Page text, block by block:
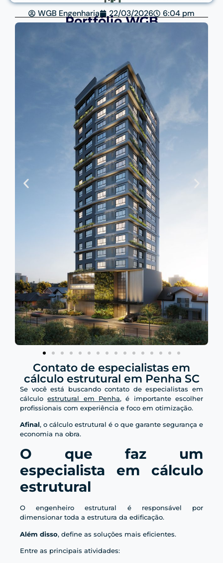
WGB Engenharia 22/03/2026 6:04 pm
Portfólio WGB
Contato de especialistas em
cálculo estrutural em Penha SC
Se você está buscando contato de especialistas em
cálculoestrutural em Penha, é importante escolher
profissionais com experiência e foco em otimização.
Afinal, o cálculo estrutural é o que garante segurança e
economia na obra.
O que faz um
especialista em cálculo
estrutural
O engenheiro estrutural é responsável por
dimensionar toda a estrutura da edificação.
Além disso, define as soluções mais eficientes.
Entre as principais atividades: